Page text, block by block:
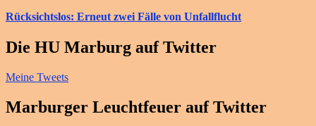
Rücksichtslos: Erneut zwei Fälle von Unfallflucht
Die HU Marburg auf Twitter
Meine Tweets
Marburger Leuchtfeuer auf Twitter